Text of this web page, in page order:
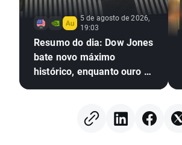
5 de agosto de 2026,
19:03
Resumo do dia: Dow Jones
bate novo máximo
histórico, enquanto ouro e